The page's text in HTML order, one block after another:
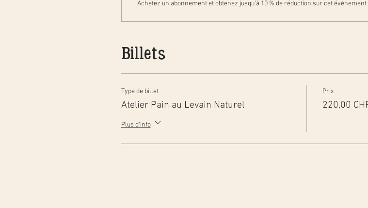
Achetez un abonnement et obtenez jusqu'à 10 % de réduction sur cet
Billets
Type de billet
Atelier Pain au Levain Naturel
Plus d'info
Prix
220,00